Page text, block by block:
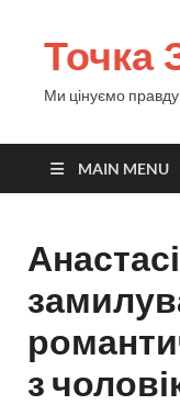
Точка
Ми цінуємо правду
MAIN MENU
з